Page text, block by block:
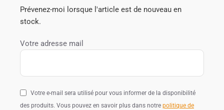
Prévenez-moi lorsque l'article est de nouveau en
stock.
Votre adresse mail
Votre e-mail sera utilisé pour vous informer de la disponibilité
des produits. Vous pouvez en savoir plus dans notre politique de